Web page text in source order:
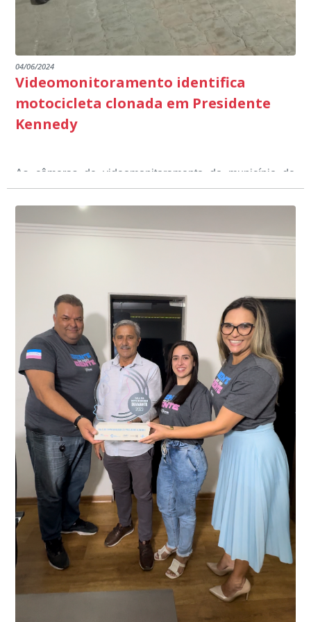
04/06/2024
Videomonitoramento identifica
motocicleta clonada em Presidente
Kennedy
As câmeras de videomonitoramento do município de
Presidente Kennedy identificaram neste fim de semana,
01 de junho, uma motocicleta com indícios de
adulteração, imediatamente, a central de
videomonitoramento acionou a Guarda Civil Municipal,
Durante a abordagem a adulteração foi comprovada,
através da conferência do Chassi, a motocicleta, bem
conta do sistema de videomonitoramento instalado
recentemente em todo o município de Presidente
Kennedy, o sistema é integrado com outros municípios
do país, sendo possível a identificação de veículos por
meio do cruzamento de informações, nesse caso
específico, com dados de uma cidade do Estado do Rio
de Janeiro.
“Mais de 100 câmeras foram instaladas na sede e no
interior de Presidente Kennedy, garantindo mais
segurança à população, seja nas ruas, no comércio, os
produtores agropecuários. Estamos no rumo certo,
parabéns a todos os servidores que contribuem para a
segurança da nossa cidade”, destaca o prefeito Dorlei
Fontão.